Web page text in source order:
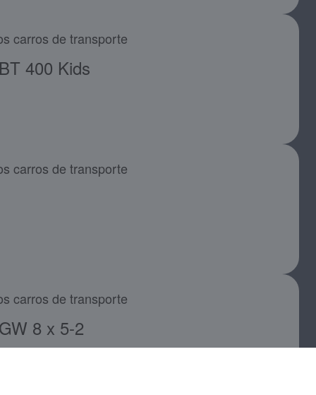
carros de transporte
400 Kids
carros de transporte
carros de transporte
8 x 5-2